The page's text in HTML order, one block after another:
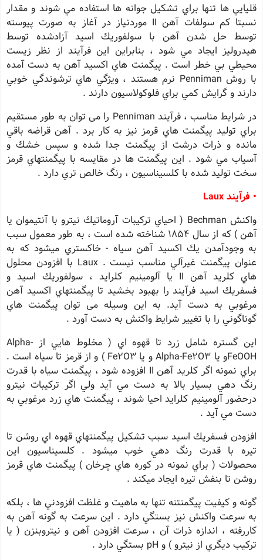
قليايي ها تنها براي تشكيل جوانه ها استفاده مي شوند و مقدار
نسبتا كم سولفات آهن II موردنياز در آغاز به صورت پيوسته
توسط حل شدن آهن با سولفوريك اسيد آزادشده توسط
هيدروليز ايجاد مي شود ، بنابراين اين فرآيند از نظر زيست
محيطي بي خطر است . پيگمنت هاي اكسيد آهن به دست آمده
با روش Penniman نرم هستند ، ويژگي هاي ترشوندگي خوبي
دارند و گرايش كمي براي فلوكولاسيون دارند .
در شرايط مناسب ، فرآيند Penniman را می توان به طور مستقيم
براي توليد پيگمنت هاي قرمز نيز به كار برد . آهن قراضه باقي
مانده و ذرات درشت از پيگمنت جدا شده و سپس خشك و
آسياب مي شود . اين پيگمنت ها در مقايسه با پيگمنتهاي قرمز
سخت توليد شده با كلسيناسيون ، رنگ خالص تري دارد .
• فرآيند Laux
واكنش Bechman ( احياي تركيبات آروماتيك نيترو با آنتيموان يا
آهن ) كه از سال 1854 شناخته شده است ، به طور معمول سبب
به وجودآمدن يك اكسيد آهن سياه - خاكستري ميشود كه به
عنوان پيگمنت غيرآلي مناسب نيست . Laux با افزودن محلول
هاي كلريد آهن II يا آلومينيم كلرايد ، سولفوريك اسيد و
فسفريك اسيد فرآيند را بهبود بخشيد تا پيگمنتهاي اكسيد آهن
مرغوبي به دست آيد. به اين وسيله می توان پيگمنت هاي
گوناگوني را با تغيير شرايط واكنش به دست آورد .
اين گستره شامل زرد تا قهوه اي ( مخلوط هايي از Alpha-
FeOOHو یا Alpha-Fe2O3 و یا Fe2O3 ) و از قرمز تا سياه است .
براي نمونه اگر كلريد آهن II افزوده شود ، پيگمنت سياه با قدرت
رنگ دهي بسيار بالا به دست مي آيد ولي اگر تركيبات نيترو
درحضور آلومينيم كلرايد احيا شوند ، پيگمنت هاي زرد مرغوبي به
دست مي آيد .
افزودن فسفريك اسيد سبب تشكيل پيگمنتهاي قهوه اي روشن تا
تيره با قدرت رنگ دهي خوب ميشود . كلسيناسيون اين
محصولات ( براي نمونه در كوره هاي چرخان ) پيگمنت هاي قرمز
روشن تا بنفش تيره ايجاد ميكند .
گونه و كيفيت پيگمنتنه تنها به ماهيت و غلظت افزودني ها ، بلكه
به سرعت واكنش نيز بستگي دارد . اين سرعت به گونه آهن به
كاررفته ، اندازه ذرات آن ، سرعت افزودن آهن و نيتروبنزن ( يا
تركيب ديگري از نيترو ) و pH بستگي دارد .